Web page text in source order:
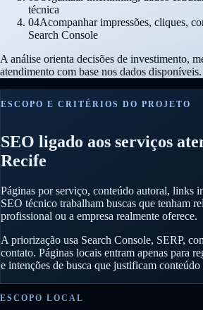
técnica
04Acompanhar impressões, cliques,
Search Console
A análise orienta decisões de investimento,
atendimento com base nos dados disponíveis.
ESCOPO E CRITÉRIOS DO PROJETO
SEO ligado aos serviços
Recife
Páginas por serviço, conteúdo autoral, links
SEO técnico trabalham buscas que tenham
profissional ou a empresa realmente oferece.
A priorização usa Search Console, SERP,
contato. Páginas locais entram apenas para
e intenções de busca que justificam
ESCOPO LOCAL